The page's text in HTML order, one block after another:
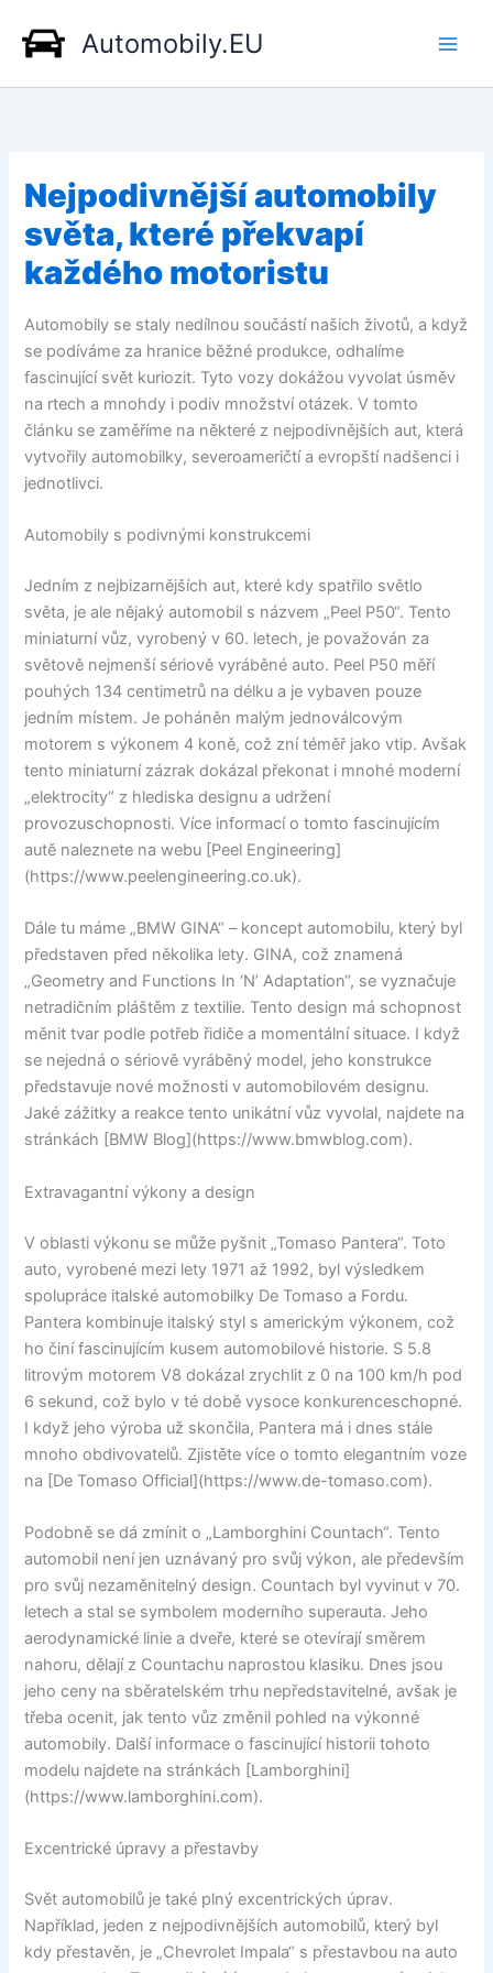
obsah
Automobily.EU
Nejpodivnější automobily
světa, které překvapí
každého motoristu
Automobily se staly nedílnou součástí našich životů, a když
se podíváme za hranice běžné produkce, odhalíme
fascinující svět kuriozit. Tyto vozy dokážou vyvolat úsměv
na rtech a mnohdy i podiv množství otázek. V tomto
článku se zaměříme na některé z nejpodivnějších aut, která
vytvořily automobilky, severoameričtí a evropští nadšenci i
jednotlivci.
Automobily s podivnými konstrukcemi
Jedním z nejbizarnějších aut, které kdy spatřilo světlo
světa, je ale nějaký automobil s názvem „Peel P50“. Tento
miniaturní vůz, vyrobený v 60. letech, je považován za
světově nejmenší sériově vyráběné auto. Peel P50 měří
pouhých 134 centimetrů na délku a je vybaven pouze
jedním místem. Je poháněn malým jednoválcovým
motorem s výkonem 4 koně, což zní téměř jako vtip. Avšak
tento miniaturní zázrak dokázal překonat i mnohé moderní
„elektrocity“ z hlediska designu a udržení
provozuschopnosti. Více informací o tomto fascinujícím
autě naleznete na webu [Peel Engineering]
(https://www.peelengineering.co.uk).
Dále tu máme „BMW GINA“ – koncept automobilu, který byl
představen před několika lety. GINA, což znamená
„Geometry and Functions In ‘N’ Adaptation“, se vyznačuje
netradičním pláštěm z textilie. Tento design má schopnost
měnit tvar podle potřeb řidiče a momentální situace. I když
se nejedná o sériově vyráběný model, jeho konstrukce
představuje nové možnosti v automobilovém designu.
Jaké zážitky a reakce tento unikátní vůz vyvolal, najdete na
stránkách [BMW Blog](https://www.bmwblog.com).
Extravagantní výkony a design
V oblasti výkonu se může pyšnit „Tomaso Pantera“. Toto
auto, vyrobené mezi lety 1971 až 1992, byl výsledkem
spolupráce italské automobilky De Tomaso a Fordu.
Pantera kombinuje italský styl s americkým výkonem, což
ho činí fascinujícím kusem automobilové historie. S 5.8
litrovým motorem V8 dokázal zrychlit z 0 na 100 km/h pod
6 sekund, což bylo v té době vysoce konkurenceschopné.
I když jeho výroba už skončila, Pantera má i dnes stále
mnoho obdivovatelů. Zjistěte více o tomto elegantním voze
na [De Tomaso Official](https://www.de-tomaso.com).
Podobně se dá zmínit o „Lamborghini Countach“. Tento
automobil není jen uznávaný pro svůj výkon, ale především
pro svůj nezaměnitelný design. Countach byl vyvinut v 70.
letech a stal se symbolem moderního superauta. Jeho
aerodynamické linie a dveře, které se otevírají směrem
nahoru, dělají z Countachu naprostou klasiku. Dnes jsou
jeho ceny na sběratelském trhu nepředstavitelné, avšak je
třeba ocenit, jak tento vůz změnil pohled na výkonné
automobily. Další informace o fascinující historii tohoto
modelu najdete na stránkách [Lamborghini]
(https://www.lamborghini.com).
Excentrické úpravy a přestavby
Svět automobilů je také plný excentrických úprav.
Například, jeden z nejpodivnějších automobilů, který byl
kdy přestavěn, je „Chevrolet Impala“ s přestavbou na auto